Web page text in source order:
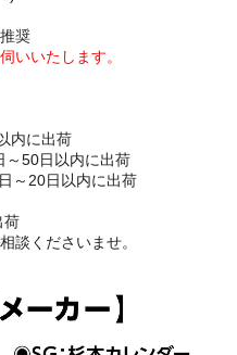
奨
いいたします。
内に出荷
～50日以内に出荷
～20日以内に出荷
荷
談くださいませ。